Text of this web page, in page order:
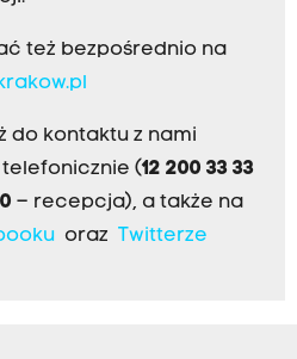
też bezpośrednio na
do kontaktu z nami
telefonicznie (12 200 33 33
– recepcja), a także na
oraz Twitterze